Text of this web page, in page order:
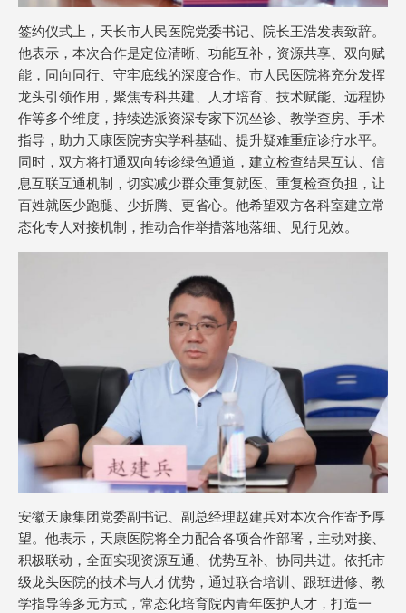
签约仪式上，天长市人民医院党委书记、院长王浩发表致辞。
他表示，本次合作是定位清晰、功能互补，资源共享、双向赋
能，同向同行、守牢底线的深度合作。市人民医院将充分发挥
龙头引领作用，聚焦专科共建、人才培育、技术赋能、远程协
作等多个维度，持续选派资深专家下沉坐诊、教学查房、手术
指导，助力天康医院夯实学科基础、提升疑难重症诊疗水平。
同时，双方将打通双向转诊绿色通道，建立检查结果互认、信
息互联互通机制，切实减少群众重复就医、重复检查负担，让
百姓就医少跑腿、少折腾、更省心。他希望双方各科室建立常
态化专人对接机制，推动合作举措落地落细、见行见效。
安徽天康集团党委副书记、副总经理赵建兵对本次合作寄予厚
望。他表示，天康医院将全力配合各项合作部署，主动对接、
积极联动，全面实现资源互通、优势互补、协同共进。依托市
级龙头医院的技术与人才优势，通过联合培训、跟班进修、教
学指导等多元方式，常态化培育院内青年医护人才，打造一